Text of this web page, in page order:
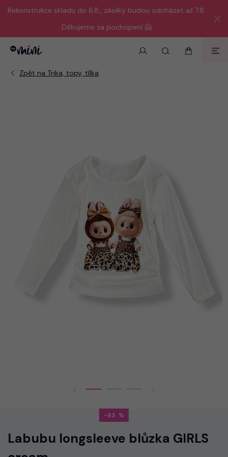
Rekonstrukce skladu do 6.8., zásilky budou odcházet až 7.8.
Děkujeme za pochopení 🤗
-63
Labubu longsleeve blůzka GIRLS